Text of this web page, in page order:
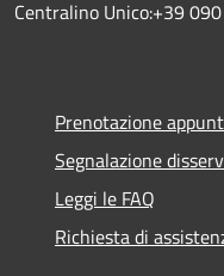
Centralino Unico:+39
Prenotazione
Segnalazione
Leggi le FAQ
Richiesta di